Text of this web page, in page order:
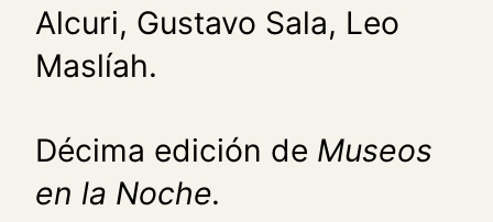
Alcuri, Gustavo Sala, Leo
Maslíah.
Décima edición de Museos
en la Noche.